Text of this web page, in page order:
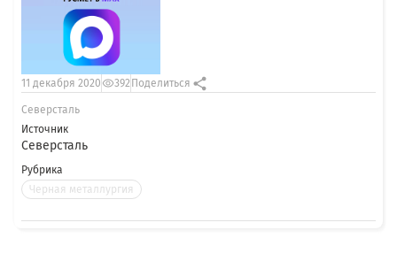
Источник
Северсталь
Рубрика
Черная металлургия
11 декабря 2020 392 Поделиться
Северсталь